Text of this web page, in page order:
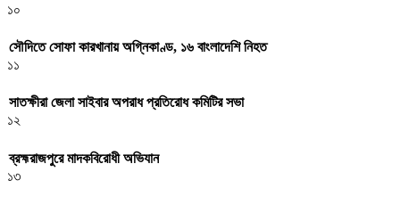
১০
সৌদিতে সোফা কারখানায় অগ্নিকাণ্ড, ১৬ বাংলাদেশি নিহত
১১
সাতক্ষীরা জেলা সাইবার অপরাধ প্রতিরোধ কমিটির সভা
১২
ব্রহ্মরাজপুরে মাদকবিরোধী অভিযান
১৩